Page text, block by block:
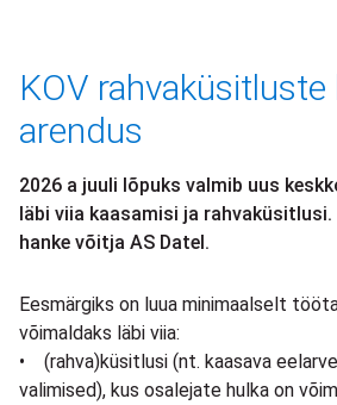
KOV rahvaküsitluste
arendus
2026 a juuli lõpuks valmib uus
läbi viia kaasamisi ja
hanke võitja AS Datel.
Eesmärgiks on luua minimaalselt
võimaldaks läbi viia:
• (rahva)küsitlusi (nt. kaasava
valimised), kus osalejate hulka on